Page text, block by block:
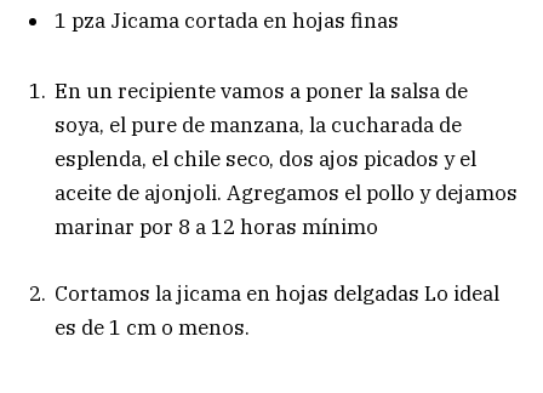
1 pza Jicama cortada en hojas finas
En un recipiente vamos a poner la salsa de
soya, el pure de manzana, la cucharada de
esplenda, el chile seco, dos ajos picados y el
aceite de ajonjoli. Agregamos el pollo y dejamos
marinar por 8 a 12 horas mínimo
Cortamos la jicama en hojas delgadas Lo ideal
es de 1 cm o menos.